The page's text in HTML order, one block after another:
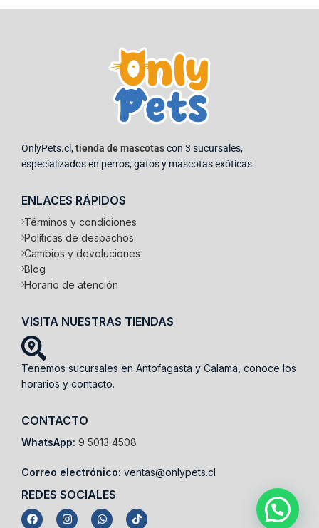
OnlyPets.cl,tienda de mascotascon 3 sucursales,
especializados en perros, gatos y mascotas exóticas.
ENLACES RÁPIDOS
Términos y condiciones
Políticas de despachos
Cambios y devoluciones
Blog
Horario de atención
VISITA NUESTRAS TIENDAS
Tenemos sucursales en Antofagasta y Calama, conoce los
horarios y contacto.
CONTACTO
WhatsApp: 9 5013 4508
Correo electrónico: ventas@onlypets.cl
REDES SOCIALES